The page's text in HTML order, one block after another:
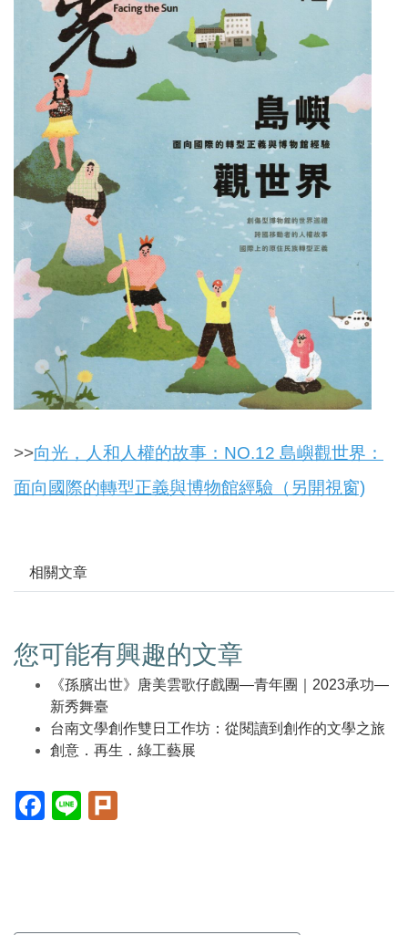
>>向光，人和人權的故事：NO.12 島嶼觀世界：
面向國際的轉型正義與博物館經驗（另開視窗)
相關文章
您可能有興趣的文章
《孫臏出世》唐美雲歌仔戲團—青年團｜2023承功—
新秀舞臺
台南文學創作雙日工作坊：從閱讀到創作的文學之旅
創意．再生．綠工藝展
Facebook(另
開
Line(另
開